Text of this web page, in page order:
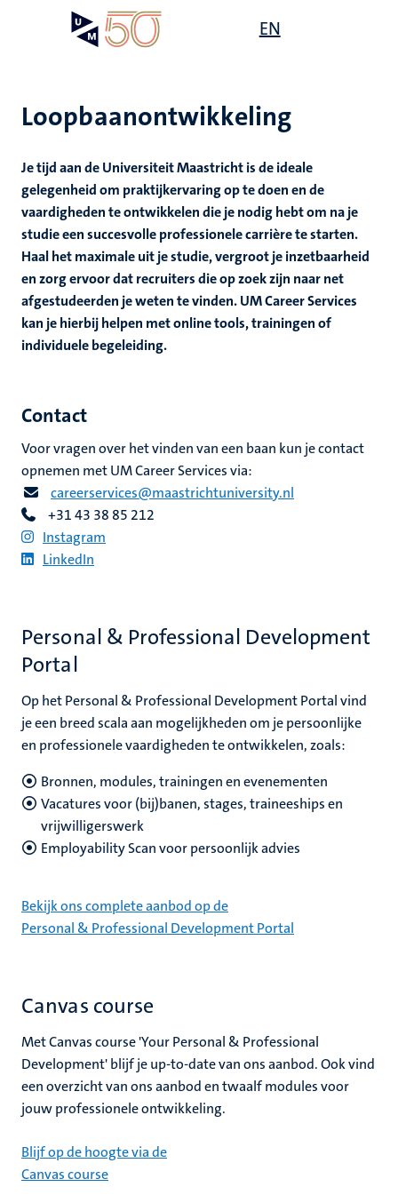
gaan
EN
Loopbaanontwikkeling
Je tijd aan de Universiteit Maastricht is de ideale
gelegenheid om praktijkervaring op te doen en de
vaardigheden te ontwikkelen die je nodig hebt om na je
studie een succesvolle professionele carrière te starten.
Haal het maximale uit je studie, vergroot je inzetbaarheid
en zorg ervoor dat recruiters die op zoek zijn naar net
afgestudeerden je weten te vinden. UM Career Services
kan je hierbij helpen met online tools, trainingen of
individuele begeleiding.
Contact
Voor vragen over het vinden van een baan kun je contact
opnemen met UM Career Services via:
careerservices@maastrichtuniversity.nl
+31 43 38 85 212
Instagram
LinkedIn
Personal & Professional Development
Portal
Op het Personal & Professional Development Portal vind
je een breed scala aan mogelijkheden om je persoonlijke
en professionele vaardigheden te ontwikkelen, zoals:
Bronnen, modules, trainingen en evenementen
Vacatures voor (bij)banen, stages, traineeships en
vrijwilligerswerk
Employability Scan voor persoonlijk advies
Bekijk ons complete aanbod op de
Personal & Professional Development Portal
Canvas course
Met Canvas course 'Your Personal & Professional
Development' blijf je up-to-date van ons aanbod. Ook vind
een overzicht van ons aanbod en twaalf modules voor
jouw professionele ontwikkeling.
Blijf op de hoogte via de
Canvas course